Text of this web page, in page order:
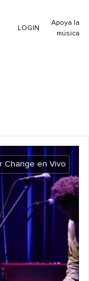
LOGIN
Apoya la
música
Change en Vivo